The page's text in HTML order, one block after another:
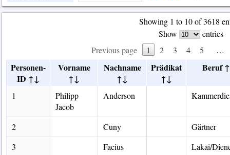
Showing 1 to 10 of 3618
Show
entries
Previous page
1 2 3 4 5 …
Personen-
ID
Vorname Nachname Prädikat Beruf
1
Philipp
Jacob
Anderson
2 Cuny
Gärtner
3
Facius
Lakai/